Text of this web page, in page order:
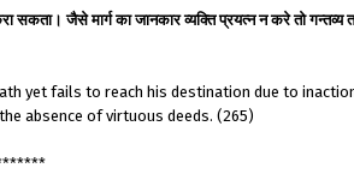
करा सकता। जैसे मार्ग का जानकार व्यक्ति प्रयत्न न करे तो
yet fails to reach his destination due to
absence of virtuous deeds. (265)